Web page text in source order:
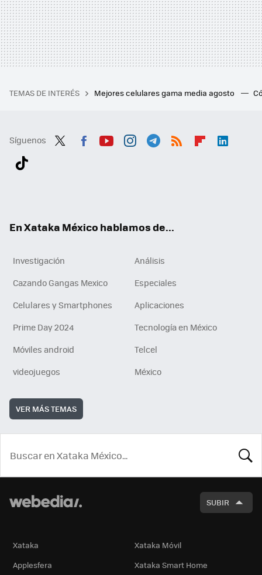
TEMAS DE INTERÉS Mejores celulares gama media agosto
Síguenos
En Xataka México hablamos de...
Investigación
Análisis
Cazando Gangas Mexico
Especiales
Celulares y Smartphones
Aplicaciones
Prime Day 2024
Tecnología en México
Móviles android
Telcel
videojuegos
México
VER MÁS TEMAS
SUBIR
Xataka
Xataka Móvil
Applesfera
Xataka Smart Home